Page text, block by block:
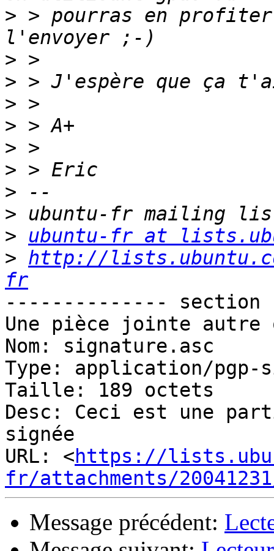
> > pourras en
>
>
>
>
>
>
>
>
>
ubuntu-fr at
> http://
fr
-------------- section
Une pièce jointe
Nom: signature.asc
Type: application/pgp-
Taille: 189 octets
Desc: Ceci est une
signée
URL: <https://
fr/attachments/
Message précédent: